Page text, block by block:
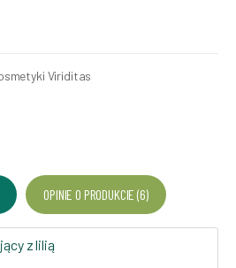
Viriditas
OPINIE O PRODUKCIE (6)
z lilią